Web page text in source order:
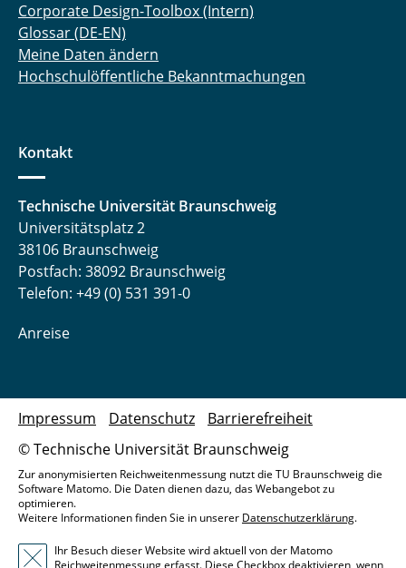
Corporate Design-Toolbox (Intern)
Glossar (DE-EN)
Meine Daten ändern
Hochschulöffentliche Bekanntmachungen
Kontakt
Technische Universität Braunschweig
Universitätsplatz 2
38106 Braunschweig
Postfach: 38092 Braunschweig
Telefon: +49 (0) 531 391-0
Anreise
© Technische Universität Braunschweig
Impressum Datenschutz Barrierefreiheit
Zur anonymisierten Reichweitenmessung nutzt die TU Braunschweig die
Software Matomo. Die Daten dienen dazu, das Webangebot zu
optimieren.
Weitere Informationen finden Sie in unserer Datenschutzerklärung.
Ihr Besuch dieser Website wird aktuell von der Matomo
Reichweitenmessung erfasst. Diese Checkbox deaktivieren, wenn